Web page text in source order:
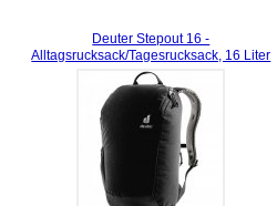
Deuter Stepout 16 -
Alltagsrucksack/Tagesrucksack, 16 Liter